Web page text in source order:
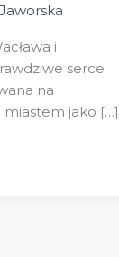
i
serce
na
miastem jako […]